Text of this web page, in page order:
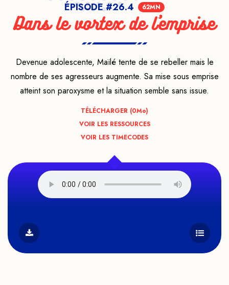
ÉPISODE #26.4 62MN
Dans le vortex de l’emprise
Devenue adolescente, Maïlé tente de se rebeller mais le
nombre de ses agresseurs augmente. Sa mise sous emprise
atteint son paroxysme et la situation semble sans issue.
TÉLÉCHARGER (0Mo)
VOIR LES RESSOURCES
VOIR LES TIMECODES